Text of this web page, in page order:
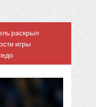
раскрыл
игры